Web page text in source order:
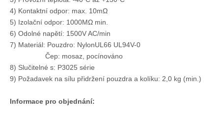
DIP M3045 vertikální jednořadý konektor záhlaví s PCB polarizačním kolíkem
4) Kontaktní odpor: max. 10mΩ
5) Izolační odpor: 1000MΩ min.
6) Odolné napětí: 1500V AC/min
7) Materiál: Pouzdro: NylonUL66 UL94V-0
Čep: mosaz, pocínováno
8) Slučitelné s: P3025 série
9) Požadavek na sílu přidržení pouzdra a kolíku: 2,0 kg (min.)
Informace pro objednání: